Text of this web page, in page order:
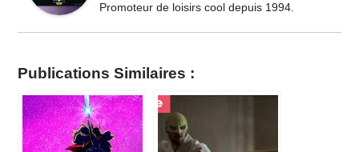
Promoteur de loisirs cool depuis 1994.
Publications Similaires :